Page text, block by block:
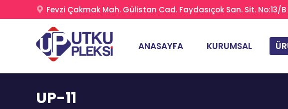
Fevzi Çakmak Mah. Gülistan Cad. Faydasıçok San. Sit. No:13/
ANASAYFA KURUMSAL
UP-11